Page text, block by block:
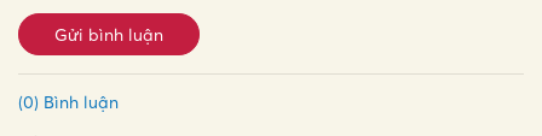
Gửi bình luận
(0) Bình luận